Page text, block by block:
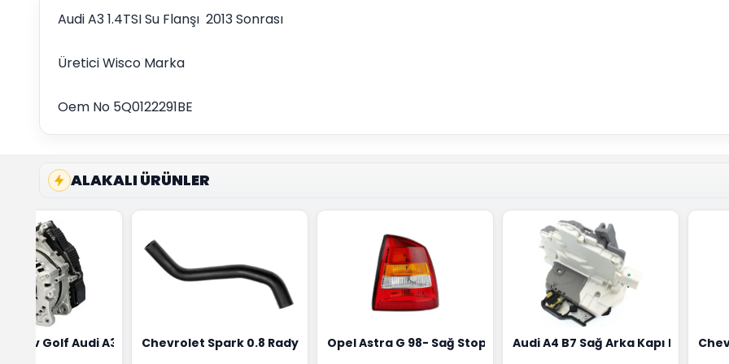
Audi A3 1.4TSI Su Flanşı 2013 Sonrası
Üretici Wisco Marka
Oem No 5Q0122291BE
ALAKALI ÜRÜNLER
Bosch Marka 1628HN-0258010081
Wv Golf Audi A3 Şarj Alternatörü Valeo Marka 05E903018G
Chevrolet Spark 0.8 Radyatör Üst Hortumu Rapro Marka 96591464
Opel Astra G 98- Sağ Stop Lambası Depo Marka 6223020
Audi A4 B7 Sağ Arka Kapı Kilit